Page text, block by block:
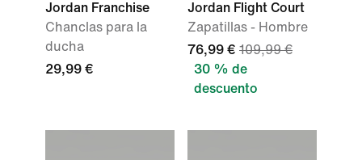
Jordan Franchise
Chanclas para la
ducha
29,99 €
Jordan Flight Court
Zapatillas - Hombre
76,99 € 109,99 €
30 % de
descuento